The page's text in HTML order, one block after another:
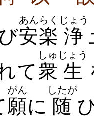
安楽
あんらく
浄
じょう
て衆
しゅ
生
じょう
願
がん
に 随
したが